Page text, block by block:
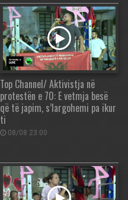
Top Channel/ Aktivistja në
protestën e 70: E vetmja besë
që të japim, s’largohemi pa ikur
ti
08/08 23:00